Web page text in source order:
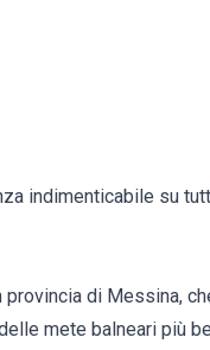
indimenticabile su
di Messina,
mete balneari più